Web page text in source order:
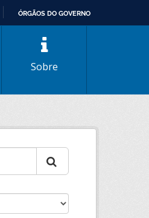
ÓRGÃOS DO GOVERNO
Sobre